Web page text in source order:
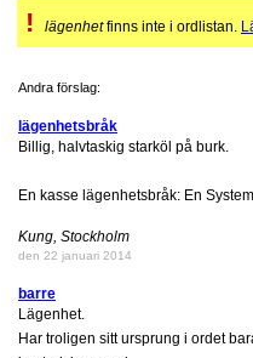
! lägenhetfinns inte i ordlistan.
Andra förslag:
lägenhetsbråk
Billig, halvtaskig starköl på burk.
En kasse lägenhetsbråk: En
Kung, Stockholm
den 22 januari 2014
barre
Lägenhet.
Har troligen sitt ursprung i ordet